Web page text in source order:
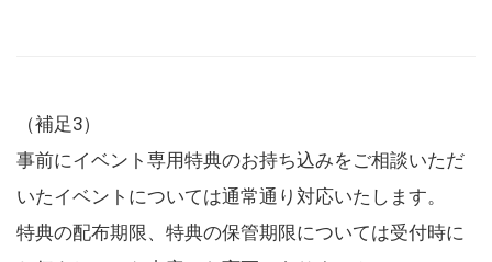
（補足3）
事前にイベント専用特典のお持ち込みをご相談いただ
いたイベントについては通常通り対応いたします。
特典の配布期限、特典の保管期限については受付時に